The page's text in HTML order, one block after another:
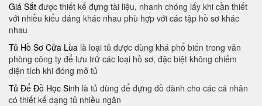
Giá Sắt được thiết kế đựng tài liệu, nhanh chóng lấy khi cần thiết
với nhiều kiểu dáng khác nhau phù hợp với các tập hồ sơ khác
nhau
Tủ Hồ Sơ Cửa Lùa là loại tủ được dùng khá phổ biến trong văn
phòng công ty để lưu trữ các loại hồ sơ, đặc biệt không chiếm
diện tích khi đóng mở tủ
Tủ Để Đồ Học Sinh là tủ dùng để đựng đồ dành cho các cá nhân
có thiết kế dạng tủ nhiều ngăn